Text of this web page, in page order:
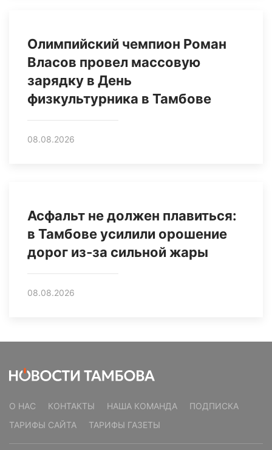
Олимпийский чемпион Роман
Власов провел массовую
зарядку в День
физкультурника в Тамбове
08.08.2026
Асфальт не должен плавиться:
в Тамбове усилили орошение
дорог из‑за сильной жары
08.08.2026
О НАС КОНТАКТЫ НАША КОМАНДА
ПОДПИСКА
ТАРИФЫ САЙТА
ТАРИФЫ ГАЗЕТЫ